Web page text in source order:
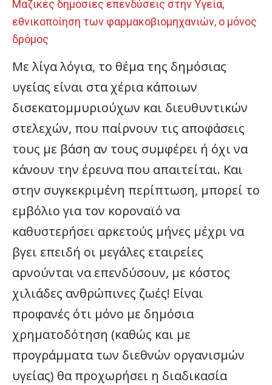
Μαζικές δημόσιες επενδύσεις στην Υγεία,
εθνικοποίηση των φαρμακοβιομηχανιών, ο μόνος
δρόμος
Με λίγα λόγια, το θέμα της δημόσιας
υγείας είναι στα χέρια κάποιων
δισεκατομμυριούχων και διευθυντικών
στελεχών, που παίρνουν τις αποφάσεις
τους με βάση αν τους συμφέρει ή όχι να
κάνουν την έρευνα που απαιτείται. Και
στην συγκεκριμένη περίπτωση, μπορεί το
εμβόλιο για τον κοροναϊό να
καθυστερήσει αρκετούς μήνες μέχρι να
βγει επειδή οι μεγάλες εταιρείες
αρνούνται να επενδύσουν, με κόστος
χιλιάδες ανθρώπινες ζωές! Είναι
προφανές ότι μόνο με δημόσια
χρηματοδότηση (καθώς και με
προγράμματα των διεθνών οργανισμών
υγείας) θα προχωρήσει η διαδικασία